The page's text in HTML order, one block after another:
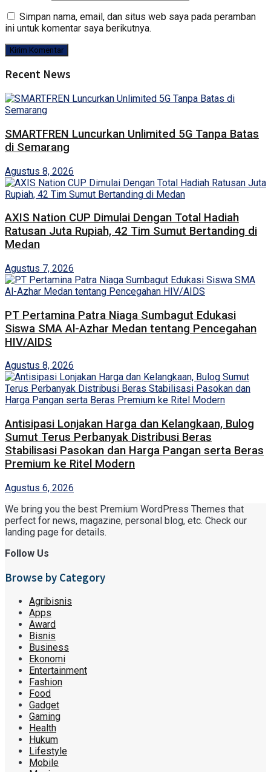
Simpan nama, email, dan situs web saya pada peramban
ini untuk komentar saya berikutnya.
Recent News
SMARTFREN Luncurkan Unlimited 5G Tanpa Batas
di Semarang
Agustus 8, 2026
AXIS Nation CUP Dimulai Dengan Total Hadiah
Ratusan Juta Rupiah, 42 Tim Sumut Bertanding di
Medan
Agustus 7, 2026
PT Pertamina Patra Niaga Sumbagut Edukasi
Siswa SMA Al-Azhar Medan tentang Pencegahan
HIV/AIDS
Agustus 8, 2026
Antisipasi Lonjakan Harga dan Kelangkaan, Bulog
Sumut Terus Perbanyak Distribusi Beras
Stabilisasi Pasokan dan Harga Pangan serta Beras
Premium ke Ritel Modern
Agustus 6, 2026
We bring you the best Premium WordPress Themes that
perfect for news, magazine, personal blog, etc. Check our
landing page for details.
Follow Us
Browse by Category
Agribisnis
Apps
Award
Bisnis
Business
Ekonomi
Entertainment
Fashion
Food
Gadget
Gaming
Health
Hukum
Lifestyle
Mobile